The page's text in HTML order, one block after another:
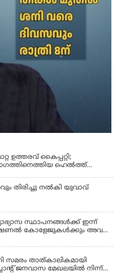
ഉത്തരവ് കൈപ്പറ്റി;
ഹെല്‍ത്ത്
തിരിച്ചു നൽകി യുവാവ്
സ്ഥാപനങ്ങൾക്ക് ഇന്ന്
കോളേജുകൾക്കും അവധി
സമരം താത്കാലികമായി
ജനവാസ മേഖലയിൽ നിന്ന്